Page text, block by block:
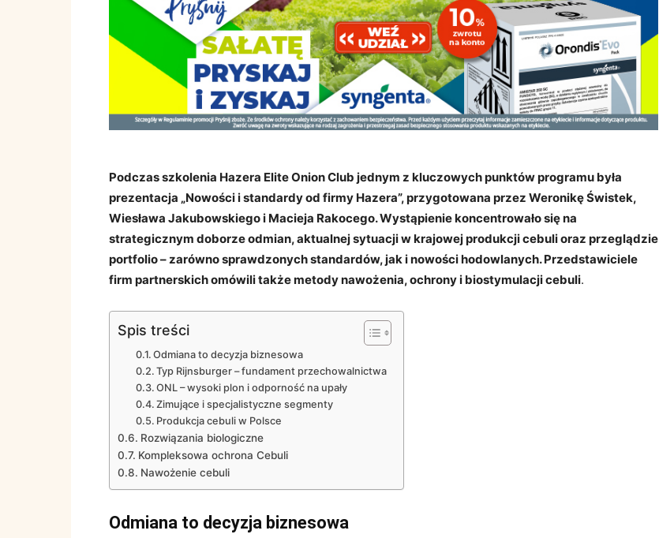
Podczas szkolenia Hazera Elite Onion Club jednym z kluczowych punktów programu była
prezentacja „Nowości i standardy od firmy Hazera”, przygotowana przez Weronikę Świstek,
Wiesława Jakubowskiego i Macieja Rakocego. Wystąpienie koncentrowało się na
strategicznym doborze odmian, aktualnej sytuacji w krajowej produkcji cebuli oraz przeglądzie
portfolio – zarówno sprawdzonych standardów, jak i nowości hodowlanych. Przedstawiciele
firm partnerskich omówili także metody nawożenia, ochrony i biostymulacji cebuli.
Spis treści
Odmiana to decyzja biznesowa
Typ Rijnsburger – fundament przechowalnictwa
ONL – wysoki plon i odporność na upały
Zimujące i specjalistyczne segmenty
Produkcja cebuli w Polsce
Rozwiązania biologiczne
Kompleksowa ochrona Cebuli
Nawożenie cebuli
Odmiana to decyzja biznesowa